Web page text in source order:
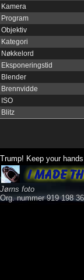
Kamera
Program
Objektiv
Kategori
Nøkkelord
Eksponeringstid
Blender
Brennvidde
ISO
Blitz
Trump! Keep your
Jørns foto
Org. nummer 919 198